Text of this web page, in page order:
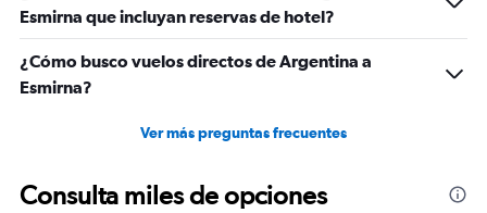
Esmirna que incluyan reservas de hotel?
¿Cómo busco vuelos directos de Argentina a
Esmirna?
Ver más preguntas frecuentes
Consulta miles de opciones